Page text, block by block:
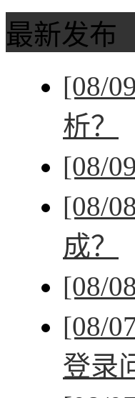
最新发布
[08/
析？
[08/
[08/
成？
[08/
[08/
登录